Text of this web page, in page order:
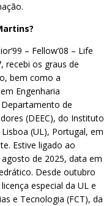
– Fellow’08 – Life
recebi os graus de
bem como a
Engenharia
de
(DEEC), do Instituto
(UL), Portugal, em
Estive ligado ao
de 2025, data em
Desde outubro
especial da UL e
e Tecnologia (FCT), da